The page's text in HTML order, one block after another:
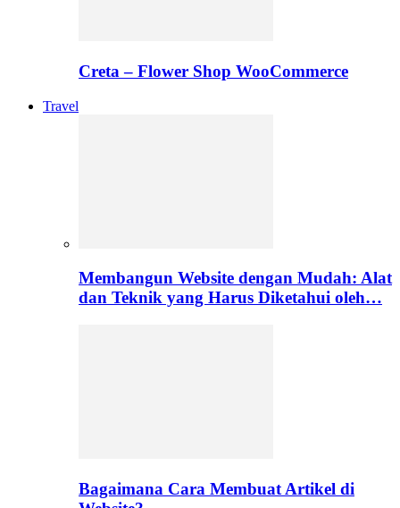
Creta – Flower Shop WooCommerce
Travel
Membangun Website dengan Mudah: Alat
dan Teknik yang Harus Diketahui oleh…
Bagaimana Cara Membuat Artikel di